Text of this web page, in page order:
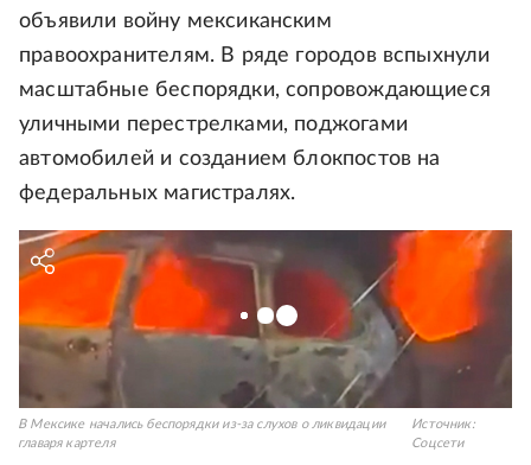
объявили войну мексиканским
правоохранителям. В ряде городов вспыхнули
масштабные беспорядки, сопровождающиеся
уличными перестрелками, поджогами
автомобилей и созданием блокпостов на
федеральных магистралях.
В Мексике начались беспорядки из-за слухов о ликвидации
главаря картеля
Источник:
Соцсети